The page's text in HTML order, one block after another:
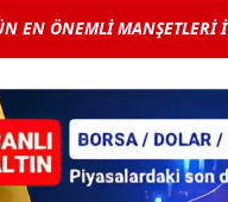
ve üçüncü kişilere
Bu çerezler
olup gerekli olan
sunulması
Diğer çerezler,
ve sizlere
faaliyetlerinin
EN ÖNEMLİ MANŞETLERİ